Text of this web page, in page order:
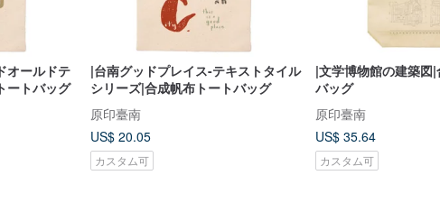
オールドテ
ートバッグ
|台南グッドプレイス-テキストタイル
シリーズ|合成帆布トートバッグ
原印臺南
US$ 20.05
カスタム可
|文学博物館の建築図
バッグ
原印臺南
US$ 35.64
カスタム可